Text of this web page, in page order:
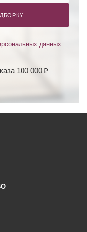
данных
100 000 ₽